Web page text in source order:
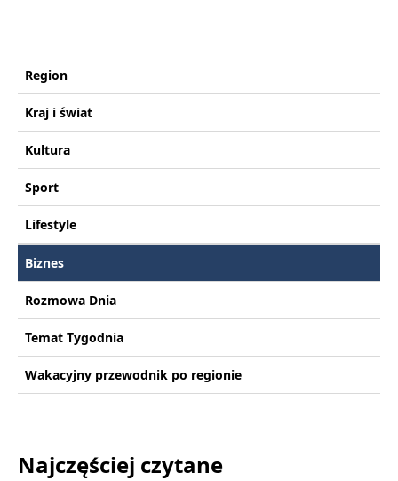
Region
Kraj i świat
Kultura
Sport
Lifestyle
Biznes
Rozmowa Dnia
Temat Tygodnia
Wakacyjny przewodnik po regionie
Najczęściej czytane